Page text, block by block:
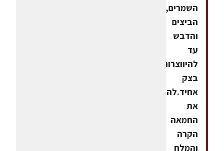
השמרים,
הביצים
והדבש
עד
להיווצרות
בצק
אחיד.להוסיף
את
החמאה
הקרה
והמלח